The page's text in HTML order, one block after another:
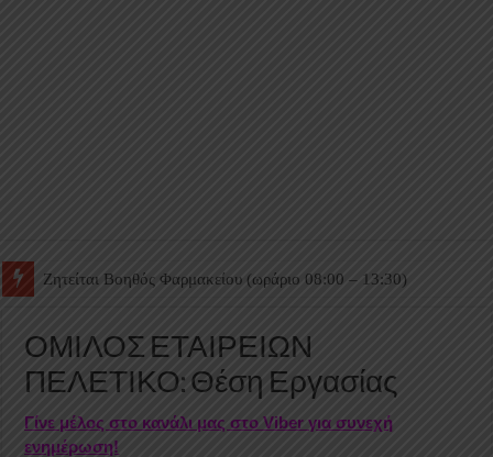
Ζητείται Βοηθός Θαλάμου
ΟΜΙΛΟΣ ΕΤΑΙΡΕΙΩΝ
ΠΕΛΕΤΙΚΟ: Θέση Εργασίας
Γίνε μέλος στο κανάλι μας στο Viber για συνεχή
ενημέρωση!